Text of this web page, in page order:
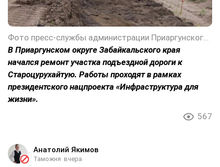
В Приаргунском округе Забайкальского края
начался ремонт участка подъездной дороги к
Староцурухайтую. Работы проходят в рамках
президентского нацпроекта «Инфраструктура для
жизни».
567
Анатолий Якимов
Таможня вчера